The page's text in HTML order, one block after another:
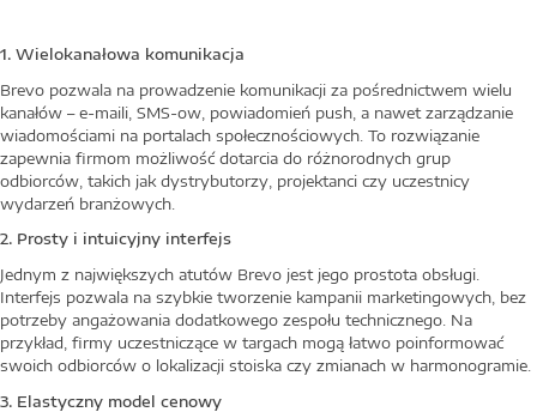
1. Wielokanałowa komunikacja
Brevo pozwala na prowadzenie komunikacji za pośrednictwem wielu
kanałów – e-maili, SMS-ow, powiadomień push, a nawet zarządzanie
wiadomościami na portalach społecznościowych. To rozwiązanie
zapewnia firmom możliwość dotarcia do różnorodnych grup
odbiorców, takich jak dystrybutorzy, projektanci czy uczestnicy
wydarzeń branżowych.
2. Prosty i intuicyjny interfejs
Jednym z największych atutów Brevo jest jego prostota obsługi.
Interfejs pozwala na szybkie tworzenie kampanii marketingowych, bez
potrzeby angażowania dodatkowego zespołu technicznego. Na
przykład, firmy uczestniczące w targach mogą łatwo poinformować
swoich odbiorców o lokalizacji stoiska czy zmianach w harmonogramie.
3. Elastyczny model cenowy